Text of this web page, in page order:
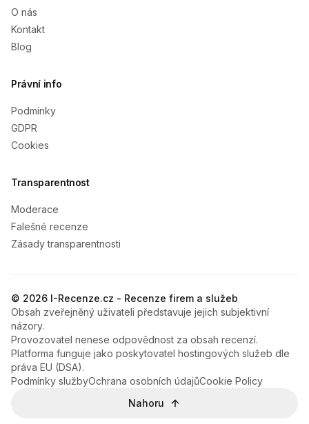
O nás
Kontakt
Blog
Právní info
Podmínky
GDPR
Cookies
Transparentnost
Moderace
Falešné recenze
Zásady transparentnosti
© 2026 I-Recenze.cz - Recenze firem a služeb
Obsah zveřejněný uživateli představuje jejich subjektivní
názory.
Provozovatel nenese odpovědnost za obsah recenzí.
Platforma funguje jako poskytovatel hostingových služeb dle
práva EU (DSA).
Podmínky službyOchrana osobních údajůCookie Policy
Nahoru